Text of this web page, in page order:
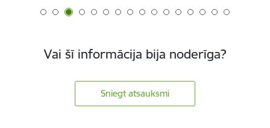
Vai šī informācija bija noderīga?
Sniegt atsauksmi